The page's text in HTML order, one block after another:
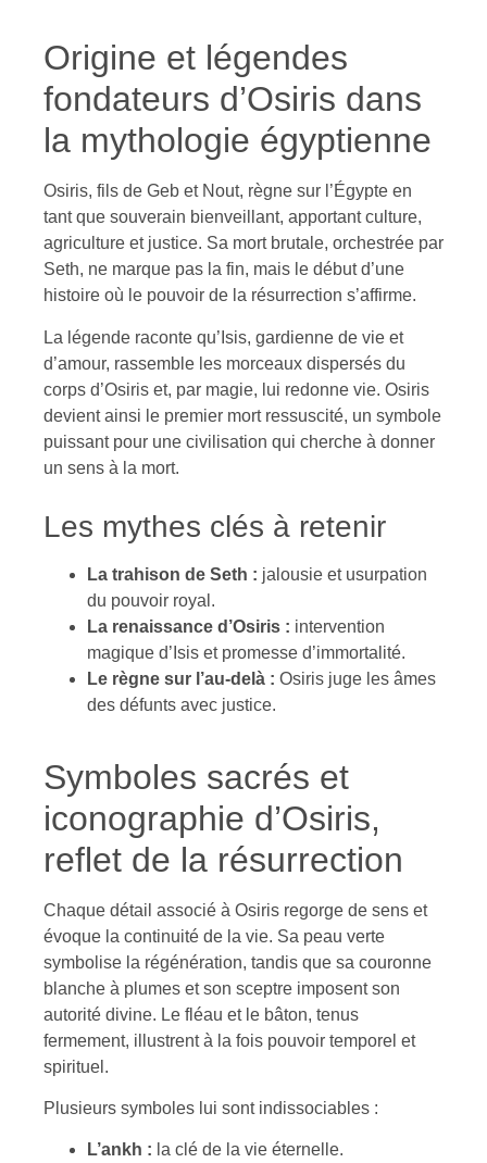
Origine et légendes
fondateurs d’Osiris dans
la mythologie égyptienne
Osiris, fils de Geb et Nout, règne sur l’Égypte en
tant que souverain bienveillant, apportant culture,
agriculture et justice. Sa mort brutale, orchestrée par
Seth, ne marque pas la fin, mais le début d’une
histoire où le pouvoir de la résurrection s’affirme.
La légende raconte qu’Isis, gardienne de vie et
d’amour, rassemble les morceaux dispersés du
corps d’Osiris et, par magie, lui redonne vie. Osiris
devient ainsi le premier mort ressuscité, un symbole
puissant pour une civilisation qui cherche à donner
un sens à la mort.
Les mythes clés à retenir
La trahison de Seth : jalousie et usurpation
du pouvoir royal.
La renaissance d’Osiris : intervention
magique d’Isis et promesse d’immortalité.
Le règne sur l’au-delà : Osiris juge les âmes
des défunts avec justice.
Symboles sacrés et
iconographie d’Osiris,
reflet de la résurrection
Chaque détail associé à Osiris regorge de sens et
évoque la continuité de la vie. Sa peau verte
symbolise la régénération, tandis que sa couronne
blanche à plumes et son sceptre imposent son
autorité divine. Le fléau et le bâton, tenus
fermement, illustrent à la fois pouvoir temporel et
spirituel.
Plusieurs symboles lui sont indissociables :
L’ankh : la clé de la vie éternelle.